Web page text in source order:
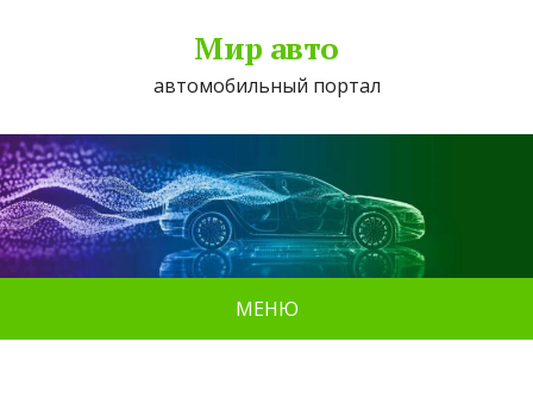
Мир авто
автомобильный портал
МЕНЮ